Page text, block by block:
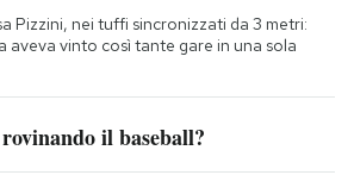
Pizzini, nei tuffi sincronizzati da 3 metri:
aveva vinto così tante gare in una sola
il baseball?